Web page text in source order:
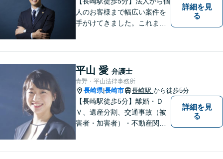
人のお客様まで幅広い案件を
手がけてきました。これまで
詳細を見
る
平山 愛 弁護士
青野・平山法律事務所
長崎県|長崎市 長崎駅 から徒歩5分
【長崎駅徒歩5分】離婚・Ｄ
Ｖ、遺産分割、交通事故（被
害者・加害者）・不動産関連
詳細を見
る